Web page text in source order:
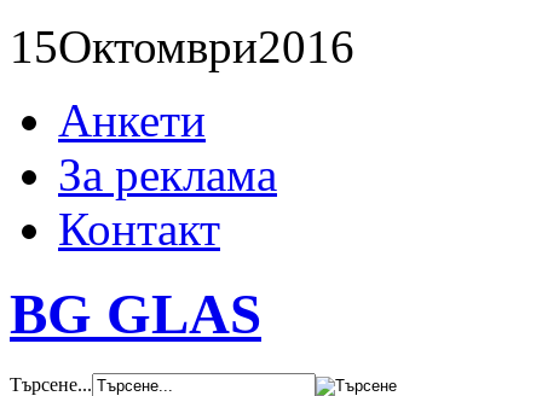
15Октомври2016
Анкети
За реклама
Контакт
BG GLAS
Търсене...